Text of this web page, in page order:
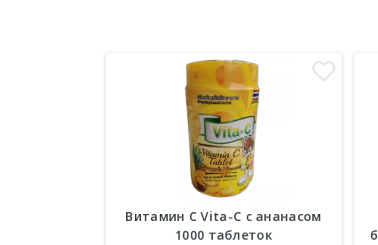
Витамин С Vita-C с ананасом
1000 таблеток